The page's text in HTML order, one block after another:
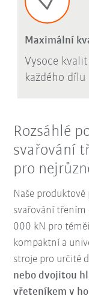
Maximální
Vysoce
každého dílu
Rozsáhlé
svařování
pro
Naše
svařování třením
000 kN pro
kompaktní a
stroje pro určité
nebo dvojitou
vřeteníkem v